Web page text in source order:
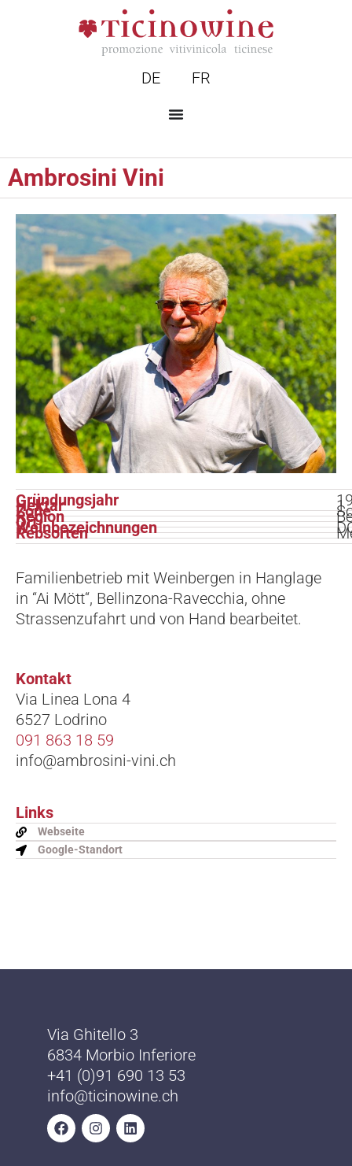
DE FR
Ambrosini Vini
Gründungsjahr
Hektar 1
Zone
Region
Ort
Weinbezeichnungen
Rebsorten
Familienbetrieb mit Weinbergen in Hanglage
in “Ai Mött“, Bellinzona-Ravecchia, ohne
Strassenzufahrt und von Hand bearbeitet.
Kontakt
Via Linea Lona 4
6527 Lodrino
091 863 18 59
info@ambrosini-vini.ch
Links
Webseite
Google-Standort
Via Ghitello 3
6834 Morbio Inferiore
+41 (0)91 690 13 53
info@ticinowine.ch